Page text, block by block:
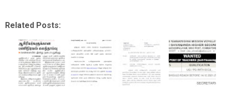
Related Posts: